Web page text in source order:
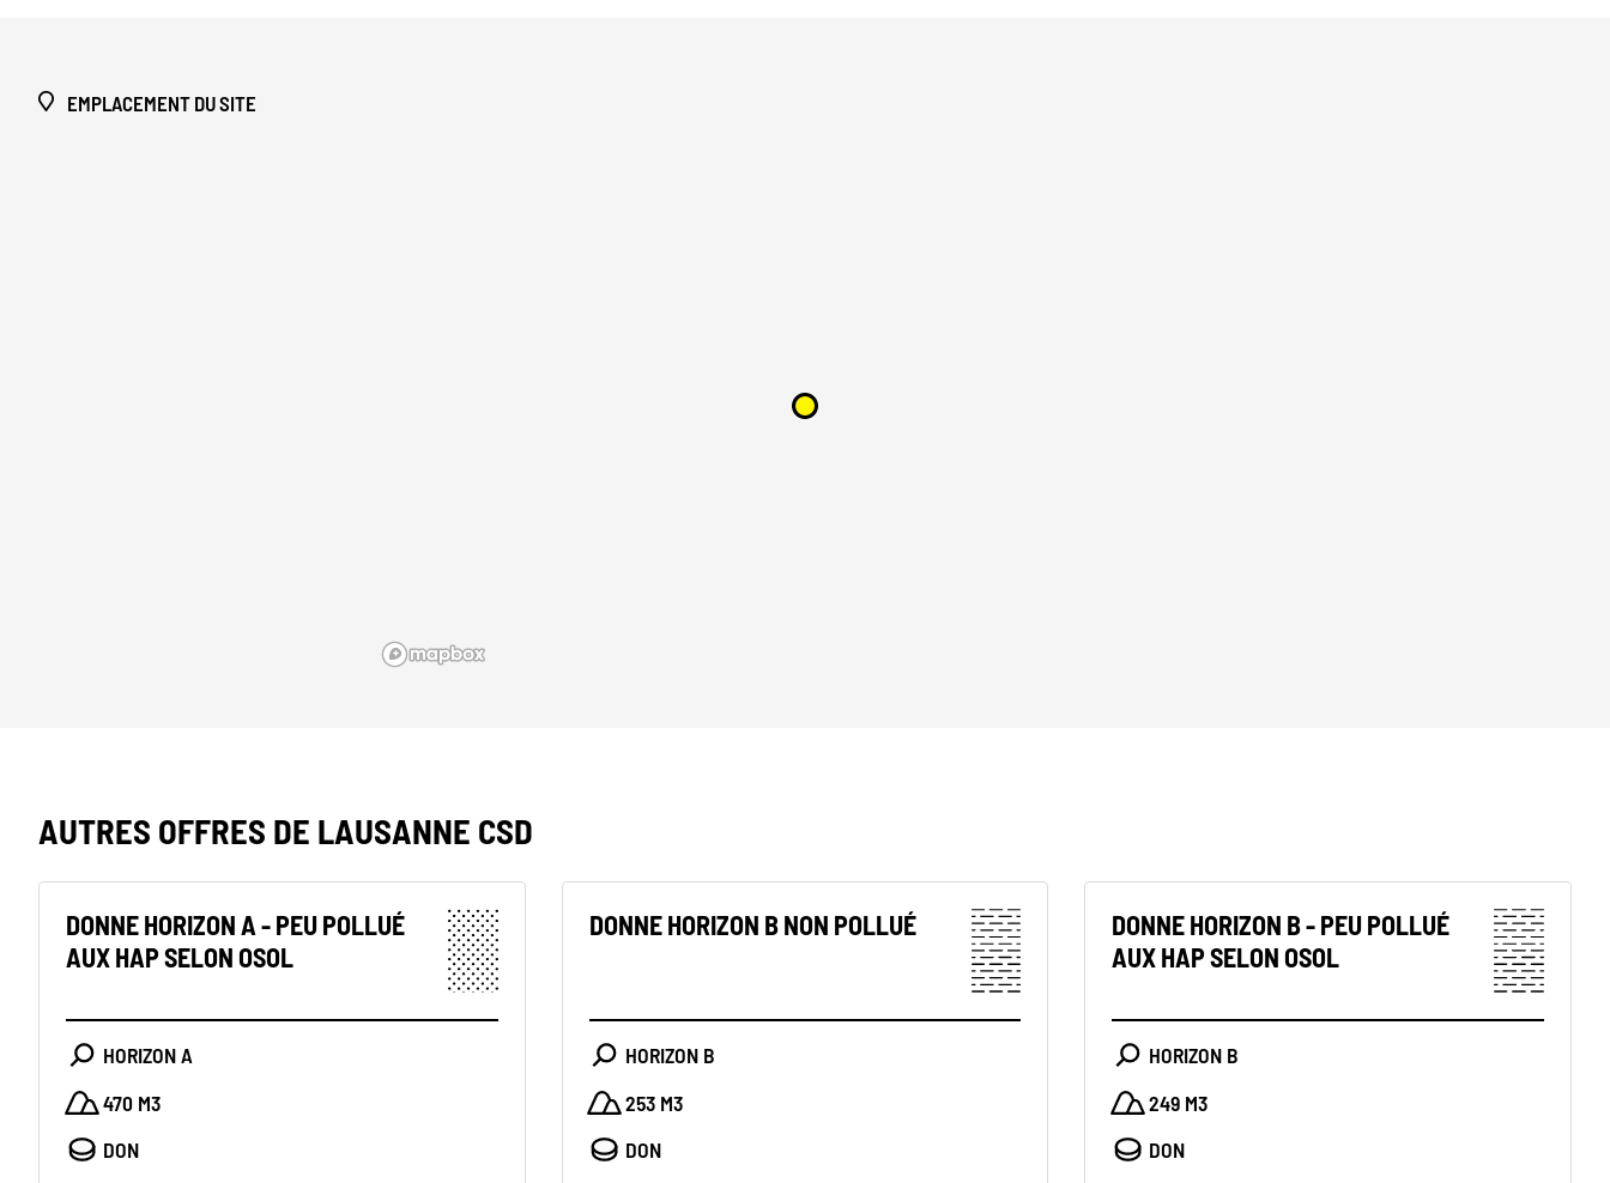
EMPLACEMENT DU SITE
AUTRES OFFRES DE LAUSANNE CSD
DONNE HORIZON A - PEU POLLUÉ
AUX HAP SELON OSOL
HORIZON A
470 M3
DON
DONNE HORIZON B NON POLLUÉ
HORIZON B
253 M3
DON
DONNE HORIZON B - PEU POLLUÉ
AUX HAP SELON OSOL
HORIZON B
249 M3
DON